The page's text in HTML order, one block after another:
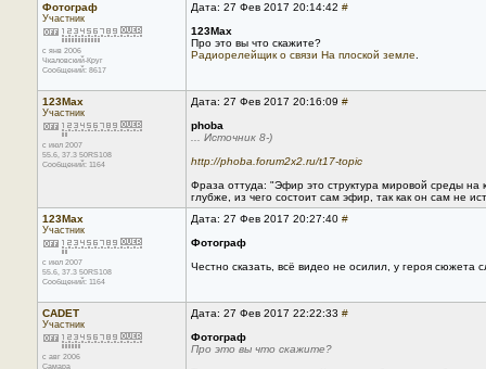
Фотограф
Участник
с янв 2006
Чкаловский-Круг
Сообщений: 8617
Дата: 27 Фев 2017 20:14:42 #
123Max
Про это вы что скажите?
Радиорелейщик о связи На плоской земле
123Max
Участник
с июл 2007
55.6, 37.3 50RS108
Сообщений: 1164
Дата: 27 Фев 2017 20:16:09 #
phoba
... Источник 8-)
http://phoba.forum2x2.ru/t17-topic
Фраза оттуда: "Эфир это структура мировой среды
глубже, из чего состоит сам эфир, так как он сам не
123Max
Участник
с июл 2007
55.6, 37.3 50RS108
Сообщений: 1164
Дата: 27 Фев 2017 20:27:40 #
Фотограф
Честно сказать, всё видео не осилил, у героя сюжета
CADET
Участник
с авг 2006
Самара
Дата: 27 Фев 2017 22:22:33 #
Фотограф
Про это вы что скажите?